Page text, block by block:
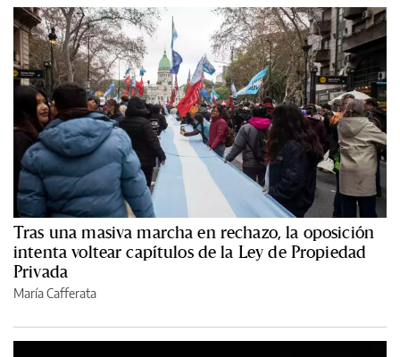
Tras una masiva marcha en rechazo, la oposición
intenta voltear capítulos de la Ley de Propiedad
Privada
María Cafferata